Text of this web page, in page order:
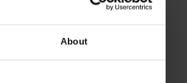
About
απομονώνει ένα μόνο